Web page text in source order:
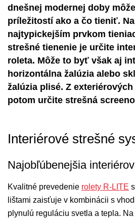
dnešnej modernej doby
príležitostí ako a čo tieniť.
najtypickejším prvkom
strešné tienenie je určite
roleta. Môže to byť však aj
horizontálna žalúzia alebo
žalúzia plisé. Z
potom určite strešná
Interiérové strešné
Najobľúbenejšia
Kvalitné prevedenie rolety R-LITE
lištami zaisťuje v kombinácii s
plynulú reguláciu svetla a tepla.